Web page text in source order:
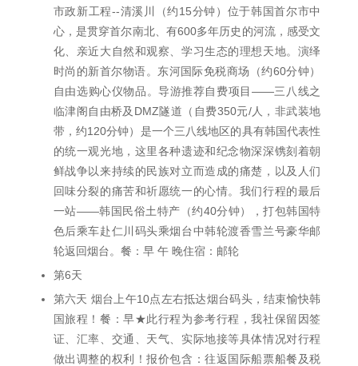
市政新工程--清溪川（约15分钟）位于韩国首尔市中
心，是贯穿首尔南北、有600多年历史的河流，感受文
化、亲近大自然和观察、学习生态的理想天地。演绎
时尚的新首尔物语。东河国际免税商场（约60分钟）
自由选购心仪物品。导游推荐自费项目——三八线之
临津阁自由桥及DMZ隧道（自费350元/人，非武装地
带，约120分钟）是一个三八线地区的具有韩国代表性
的统一观光地，这里各种遗迹和纪念物深深镌刻着朝
鲜战争以来持续的民族对立而造成的痛楚，以及人们
回味分裂的痛苦和祈愿统一的心情。我们行程的最后
一站——韩国民俗土特产（约40分钟），打包韩国特
色后乘车赴仁川码头乘烟台中韩轮渡香雪兰号豪华邮
轮返回烟台。餐：早 午 晚住宿：邮轮
第6天
第六天 烟台上午10点左右抵达烟台码头，结束愉快韩
国旅程！餐：早★此行程为参考行程，我社保留因签
证、汇率、交通、天气、实际地接等具体情况对行程
做出调整的权利！报价包含：往返国际船票船餐及税